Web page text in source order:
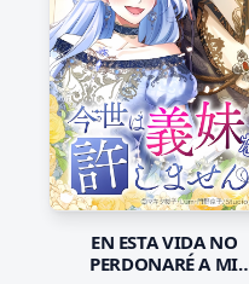
EN ESTA VIDA NO
PERDONARÉ A MI